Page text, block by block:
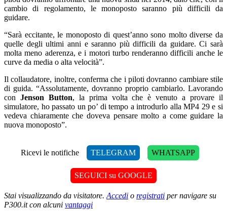
cambio di regolamento, le monoposto saranno più difficili da
guidare.
“Sarà eccitante, le monoposto di quest’anno sono molto diverse da
quelle degli ultimi anni e saranno più difficili da guidare. Ci sarà
molta meno aderenza, e i motori turbo renderanno difficili anche le
curve da media o alta velocità”.
Il collaudatore, inoltre, conferma che i piloti dovranno cambiare stile
di guida. “Assolutamente, dovranno proprio cambiarlo. Lavorando
con Jenson Button, la prima volta che è venuto a provare il
simulatore, ho passato un po’ di tempo a introdurlo alla MP4 29 e si
vedeva chiaramente che doveva pensare molto a come guidare la
nuova monoposto”.
Ricevi le notifiche TELEGRAM WHATSAPP
SEGUICI su GOOGLE
Stai visualizzando da visitatore. Accedi o registrati per navigare su
P300.it con alcuni vantaggi